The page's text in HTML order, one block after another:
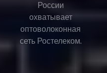
России
охватывает
оптоволоконная
сеть Ростелеком.